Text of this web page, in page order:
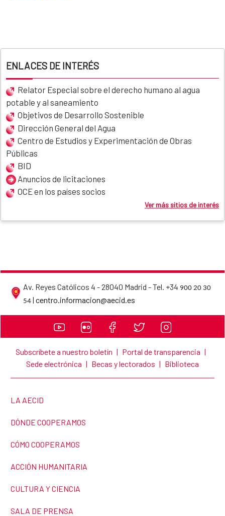
ENLACES DE INTERÉS
Relator Especial sobre el derecho humano al agua
potable y al saneamiento
Objetivos de Desarrollo Sostenible
Dirección General del Agua
Centro de Estudios y Experimentación de Obras
Públicas
BID
Anuncios de licitaciones
OCE en los países socios
Ver más sitios de interés
Av. Reyes Católicos 4 - 28040 Madrid - Tel. +34 900 20 30
54 | centro.informacion@aecid.esAECID contact details
Subscríbete a nuestro boletín | Portal de transparencia |
Sede electrónica | Becas y lectorados | Biblioteca
LINK TO THE WEBSITE:
LA AECID
LINK TO THE WEBSITE:
DÓNDE COOPERAMOS
LINK TO THE WEBSITE:
CÓMO COOPERAMOS
LINK TO THE WEBSITE:
ACCIÓN HUMANITARIA
LINK TO THE WEBSITE:
CULTURA Y CIENCIA
LINK TO THE WEBSITE:
SALA DE PRENSA